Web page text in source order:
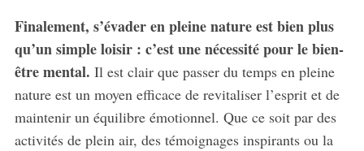
Finalement, s’évader en pleine nature est bien plus
qu’un simple loisir : c’est une nécessité pour le bien-
être mental. Il est clair que passer du temps en pleine
nature est un moyen efficace de revitaliser l’esprit et de
maintenir un équilibre émotionnel. Que ce soit par des
activités de plein air, des témoignages inspirants ou la